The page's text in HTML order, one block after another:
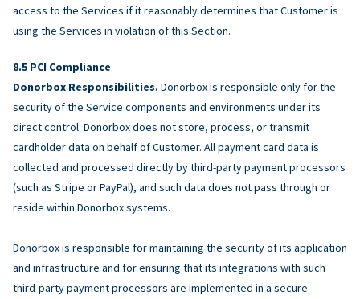
access to the Services if it reasonably determines that Customer is
using the Services in violation of this Section.
PCI Compliance
Donorbox Responsibilities. Donorbox is responsible only for the
security of the Service components and environments under its
direct control. Donorbox does not store, process, or transmit
cardholder data on behalf of Customer. All payment card data is
collected and processed directly by third-party payment processors
(such as Stripe or PayPal), and such data does not pass through or
reside within Donorbox systems.
Donorbox is responsible for maintaining the security of its application
and infrastructure and for ensuring that its integrations with such
third-party payment processors are implemented in a secure